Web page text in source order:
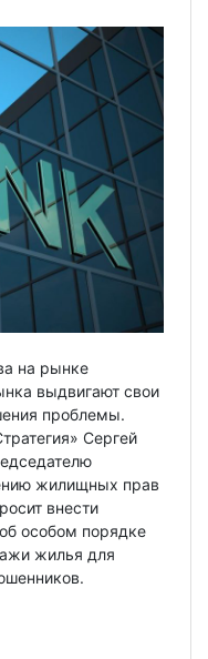
на рынке
выдвигают свои
проблемы.
Сергей
жилищных прав
внести
особом порядке
жилья для